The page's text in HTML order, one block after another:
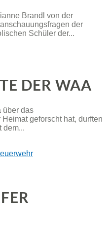
Brandl von der
der
Schüler der...
DER WAA
über das
geforscht hat, durften
dem...